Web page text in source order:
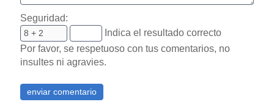
Seguridad:
Indica el resultado correcto
Por favor, se respetuoso con tus comentarios, no
insultes ni agravies.